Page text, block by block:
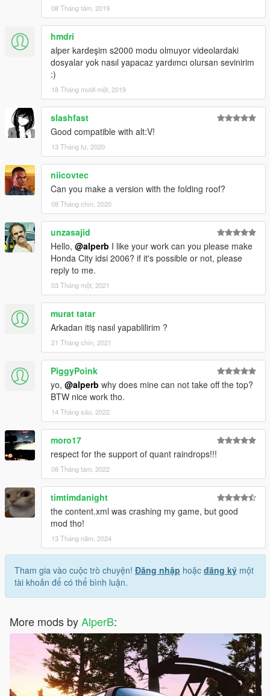
08 Tháng tám, 2019
hmdri
alper kardeşim s2000 modu olmuyor videolardaki
dosyalar yok nasıl yapacaz yardımcı olursan sevinirim
:)
18 Tháng mười một, 2019
slashfast
Good compatible with alt:V!
13 Tháng tư, 2020
niicovtec
Can you make a version with the folding roof?
08 Tháng chín, 2020
unzasajid
Hello, @alperb I like your work can you please make
Honda City idsi 2006? if it's possible or not, please
reply to me.
03 Tháng một, 2021
murat tatar
Arkadan itiş nasıl yapablilirim ?
21 Tháng chín, 2021
PiggyPoink
yo, @alperb why does mine can not take off the top?
BTW nice work tho.
14 Tháng sáu, 2022
moro17
respect for the support of quant raindrops!!!
08 Tháng tám, 2022
timtimdanight
the content.xml was crashing my game, but good
mod tho!
13 Tháng năm, 2024
Tham gia vào cuộc trò chuyện! Đăng nhập hoặc đăng ký một
tài khoản để có thể bình luận.
More mods byAlperB: